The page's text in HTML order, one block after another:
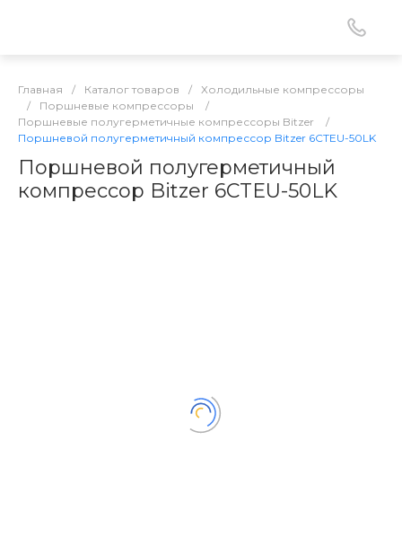
Главная / Каталог товаров /
Холодильные компрессоры
/
Поршневые компрессоры
/
Поршневые полугерметичные компрессоры Bitzer
/
Поршневой полугерметичный компрессор Bitzer 6CTEU-50LK
Поршневой полугерметичный
компрессор Bitzer 6CTEU-50LK